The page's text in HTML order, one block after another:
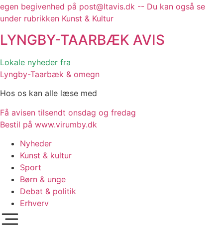
egen begivenhed på post@ltavis.dk -- Du kan også se
under rubrikken Kunst & Kultur
LYNGBY-TAARBÆK AVIS
Lokale nyheder fra
Lyngby-Taarbæk & omegn
Hos os kan alle læse med
Få avisen tilsendt onsdag og fredag
Bestil på www.virumby.dk
Nyheder
Kunst & kultur
Sport
Børn & unge
Debat & politik
Erhverv